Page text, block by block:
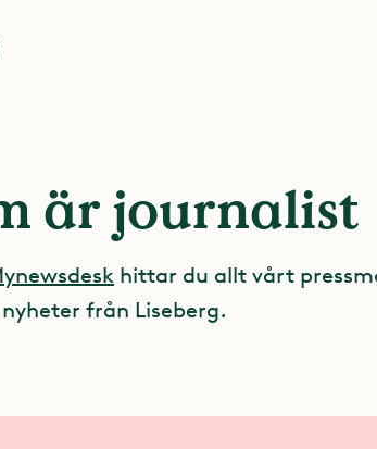
är journalist
hittar du allt vårt
från Liseberg.